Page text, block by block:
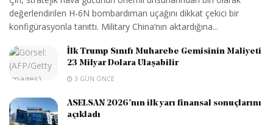
değerlendirilen H-6N bombardıman uçağını dikkat çekici bir
konfigürasyonla tanıttı. Military China’nın aktardığına...
İlk Trump Sınıfı Muharebe Gemisinin Maliyeti
23 Milyar Dolara Ulaşabilir
3 GÜN ÖNCE
ASELSAN 2026’nın ilk yarı finansal sonuçlarını
açıkladı